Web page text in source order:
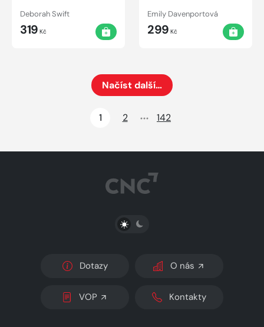
Deborah Swift
319 Kč
Emily Davenportová
299 Kč
Načíst další…
1
2 142
PŘEPNOUT SVĚTLÝ/TMAVÝ REŽIM
Dotazy O nás
VOP Kontakty